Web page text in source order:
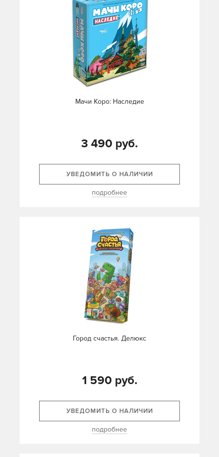
Мачи Коро: Наследие
3 490 руб.
УВЕДОМИТЬ О НАЛИЧИИ
подробнее
Город счастья. Делюкс
1 590 руб.
УВЕДОМИТЬ О НАЛИЧИИ
подробнее